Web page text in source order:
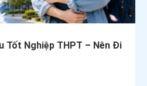
Tốt Nghiệp THPT – Nên Đi